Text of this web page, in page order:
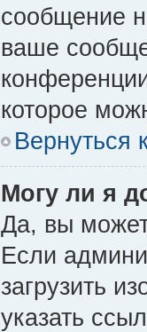
сообщение
ваше
которое
Вернуться
Могу ли я
Да, вы
Если
загрузить
указать